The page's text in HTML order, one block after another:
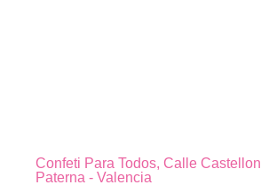
Confeti Para Todos, Calle
Paterna - Valencia